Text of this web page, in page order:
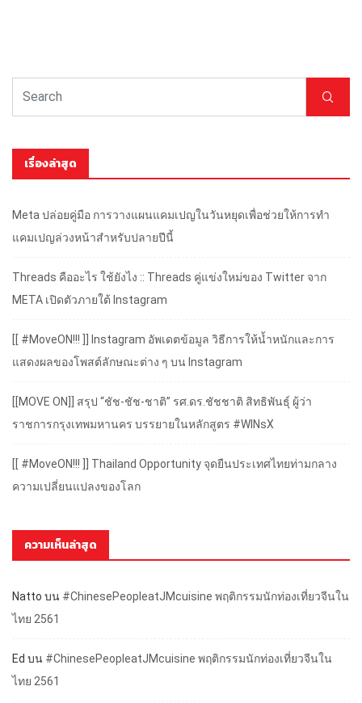
เรื่องล่าสุด
Meta ปล่อยคู่มือ การวางแผนแคมเปญในวันหยุดเพื่อช่วยให้การทำ
แคมเปญล่วงหน้าสำหรับปลายปีนี้
Threads คืออะไร ใช้ยังไง :: Threads คู่แข่งใหม่ของ Twitter จาก
META เปิดตัวภายใต้ Instagram
[[ #MoveON!!! ]] Instagram อัพเดตข้อมูล วิธีการให้น้ำหนักและการ
แสดงผลของโพสต์ลักษณะต่าง ๆ บน Instagram
[[MOVE ON]] สรุป “ชัช-ชัช-ชาติ” รศ.ดร.ชัชชาติ สิทธิพันธุ์ ผู้ว่า
ราชการกรุงเทพมหานคร บรรยายในหลักสูตร #WINsX
[[ #MoveON!!! ]] Thailand Opportunity จุดยืนประเทศไทยท่ามกลาง
ความเปลี่ยนแปลงของโลก
ความเห็นล่าสุด
Natto บน #ChinesePeopleatJMcuisine พฤติกรรมนักท่องเที่ยวจีนใน
ไทย 2561
Ed บน #ChinesePeopleatJMcuisine พฤติกรรมนักท่องเที่ยวจีนใน
ไทย 2561